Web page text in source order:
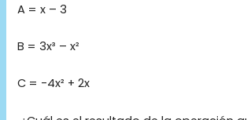
A = x – 3
B = 3x³ – x²
C = -4x² + 2x